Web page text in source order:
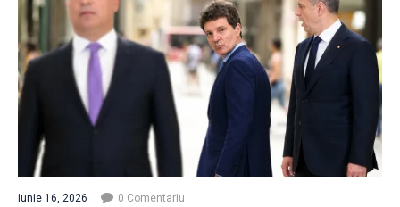
iunie 16, 2026 0 Comentariu